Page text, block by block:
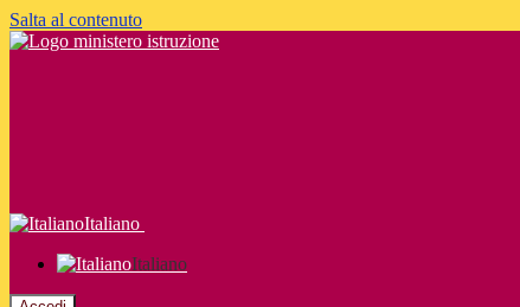
Salta al contenuto
Italiano
Italiano